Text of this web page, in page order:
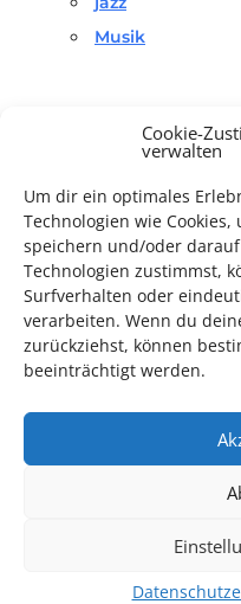
Cookie-
verwalten
Um dir ein optimales
Technologien wie
speichern und/oder
Technologien zustimmst,
Surfverhalten oder
verarbeiten. Wenn du
zurückziehst, können
beeinträchtigt werden.
Musik
TECHNIK SUPPORT GESUCHT!
Das Kulturparkett freut
Mithilfe im Bereich
melden Sie sich unter
*KULTURTIPP